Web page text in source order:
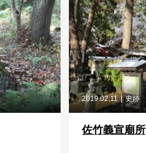
2019.02.11 史跡
佐竹義宣廟所